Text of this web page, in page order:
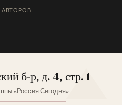
АВТОРОВ
б-р, д. 4, стр. 1
«Россия Сегодня»